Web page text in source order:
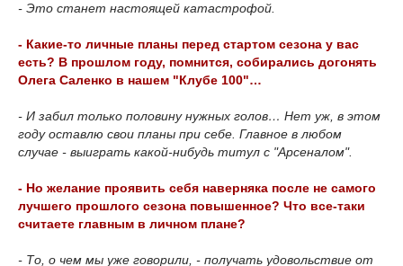
- Это станет настоящей катастрофой.
- Какие-то личные планы перед стартом сезона у вас
есть? В прошлом году, помнится, собирались догонять
Олега Саленко в нашем "Клубе 100"…
- И забил только половину нужных голов… Нет уж, в этом
году оставлю свои планы при себе. Главное в любом
случае - выиграть какой-нибудь титул с "Арсеналом".
- Но желание проявить себя наверняка после не самого
лучшего прошлого сезона повышенное? Что все-таки
считаете главным в личном плане?
- То, о чем мы уже говорили, - получать удовольствие от